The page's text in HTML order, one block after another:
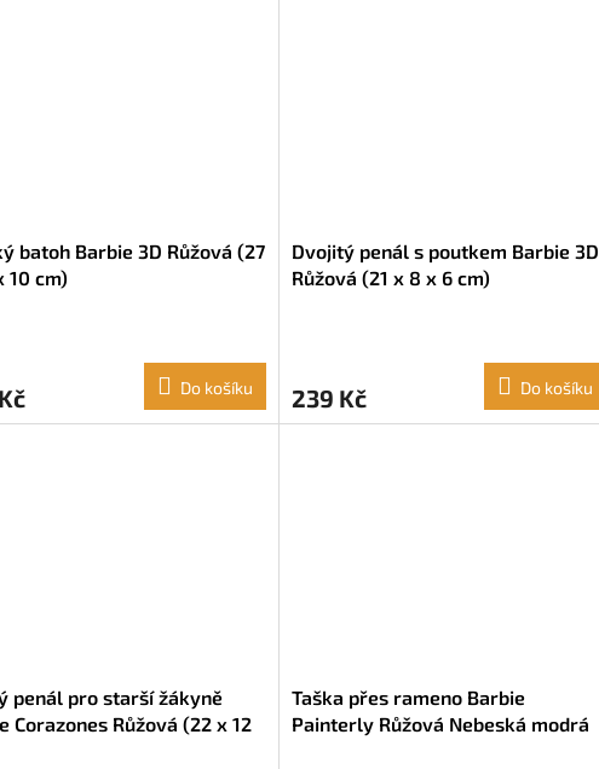
batoh Barbie 3D Růžová (27
10 cm)
Do košíku
Dvojitý penál s poutkem Barbie 3D
Růžová (21 x 8 x 6 cm)
239 Kč Do košíku
penál pro starší žákyně
Corazones Růžová (22 x 12
Taška přes rameno Barbie
Painterly Růžová Nebeská modrá